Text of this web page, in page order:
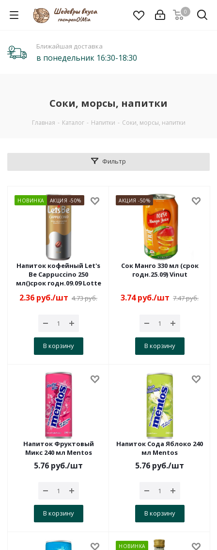
0
Ближайшая доставка
в понедельник 16:30-18:30
Соки, морсы, напитки
Главная - Каталог - Напитки - Соки, морсы, напитки
Фильтр
НОВИНКА АКЦИЯ -50%
Напиток кофейный Let's
Be Cappuccino 250
мл()срок годн.09.09 Lotte
2.36 руб./шт 4.73руб.
В корзину
АКЦИЯ -50%
Сок Манго 330 мл (срок
годн.25.09) Vinut
3.74руб./шт 7.47руб.
В корзину
Напиток Фруктовый
Микс 240 мл Mentos
5.76 руб./шт
В корзину
Напиток Сода Яблоко 240
мл Mentos
5.76 руб./шт
В корзину
НОВИНКА